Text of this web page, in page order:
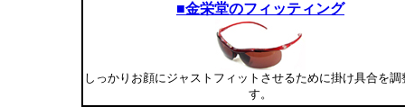
■金栄堂のフィッティング
しっかりお顔にジャストフィットさせるために掛け具合を調
す。